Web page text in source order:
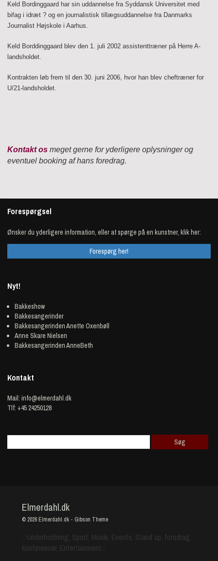
Keld Bordinggaard har sin uddannelse fra Syddansk Universitet med
bifag i idræt ? og en journalistisk tillægsuddannelse fra Danmarks
Journalist Højskole i Aarhus.
Keld Borddinggaard blev den 1. juli 2002 assistenttræner på Herre A-
landsholdet.
Kontrakten løb frem til den 30. juni 2006, hvor han blev cheftræner for
U/21-landsholdet.
Kontakt os meget gerne for yderligere oplysninger og
eventuel booking af hans foredrag.
Forespørgsel
Ønsker du yderligere information, eller at spørge på en kunstner, klik her:
Forespørg her!
Nyt!
Bakkeshow
Bakkesangerinder
Bakkesangerinden Anette Oxenbøll
Anne Skare Nielsen
Bakkesangerinden AnneBeth
Kontakt
Mail: info@elmerdahl.dk
Tlf: +45 24250128
Elmerdahl.dk
© 2026 Elmerdahl.dk - Gibson Theme
:: Underholdning, Sport, Musik, Events, Stand up, foredrag,
konferencer, Entertainment ::